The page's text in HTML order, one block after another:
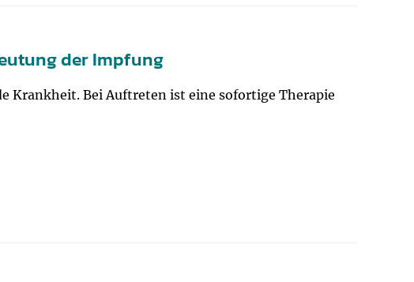
der Impfung
Krankheit. Bei Auftreten ist eine sofortige Therapie